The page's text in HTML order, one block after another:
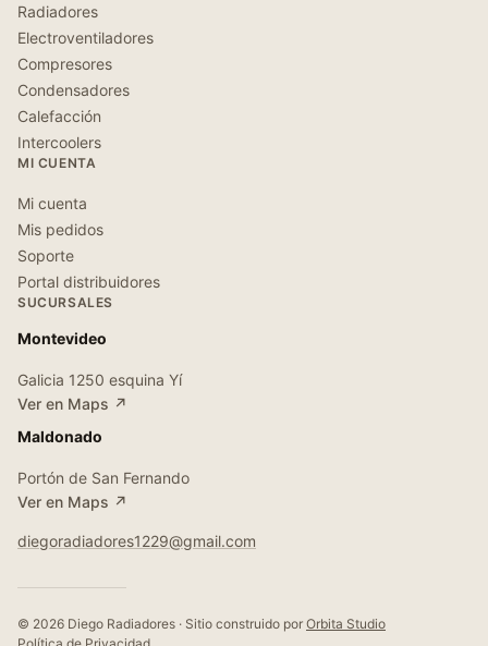
Radiadores
Electroventiladores
Compresores
Condensadores
Calefacción
Intercoolers
MI CUENTA
Mi cuenta
Mis pedidos
Soporte
Portal distribuidores
SUCURSALES
Montevideo
Galicia 1250 esquina Yí
Ver en Maps ↗
Maldonado
Portón de San Fernando
Ver en Maps ↗
diegoradiadores1229@gmail.com
© 2026 Diego Radiadores · Sitio construido por Orbita Studio